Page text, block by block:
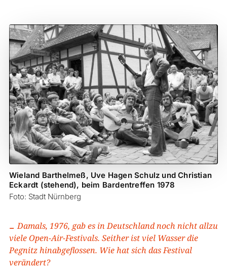
Wieland Barthelmeß, Uve Hagen Schulz und Christian
Eckardt (stehend), beim Bardentreffen 1978
Foto: Stadt Nürnberg
Damals, 1976, gab es in Deutschland noch nicht allzu
viele Open-Air-Festivals. Seither ist viel Wasser die
Pegnitz hinabgeflossen. Wie hat sich das Festival
verändert?